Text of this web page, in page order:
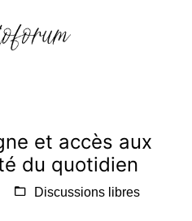
du quotidien
Discussions libres